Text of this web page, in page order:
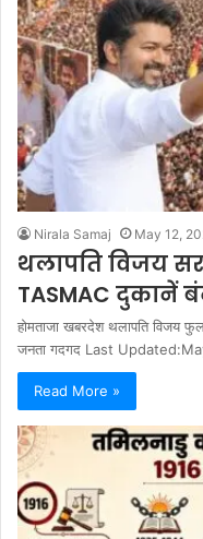
Nirala Samaj May 12,
थलापति विजय
TASMAC दुकानें
होमताजा खबरदेश थलापति विजय
जनता गदगद Last
Read More »